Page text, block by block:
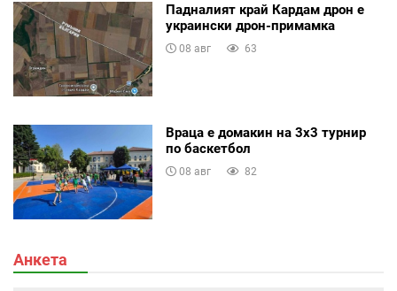
Падналият край Кардам дрон е
украински дрон-примамка
08 авг 63
Враца е домакин на 3х3 турнир
по баскетбол
08 авг 82
Анкета